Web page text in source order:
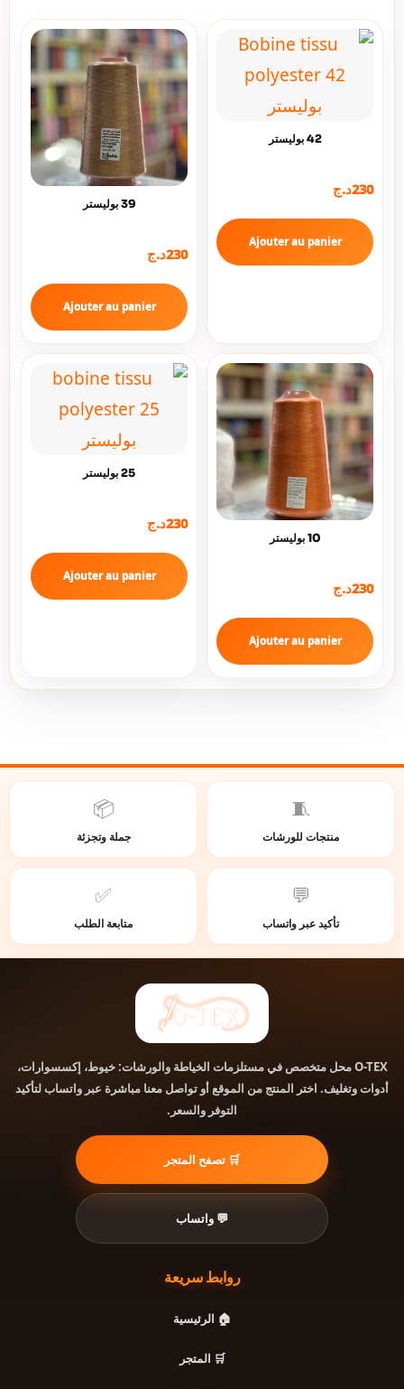
42 بوليستر
230د.ج
Ajouter au panier
39 بوليستر
230د.ج
Ajouter au panier
10 بوليستر
230د.ج
Ajouter au panier
25 بوليستر
230د.ج
Ajouter au panier
🧵
منتجات للورشات
📦
جملة وتجزئة
💬
تأكيد عبر واتساب
✅
متابعة الطلب
O-TEXمحل متخصص في مستلزمات الخياطة والورشات: خيوط، إكسسوارات،
أدوات وتغليف. اختر المنتج من الموقع أو تواصل معنا مباشرة عبر واتساب لتأكيد
التوفر والسعر.
🛒 تصفح المتجر
💬 واتساب
روابط سريعة
🏠 الرئيسية
🛒 المتجر